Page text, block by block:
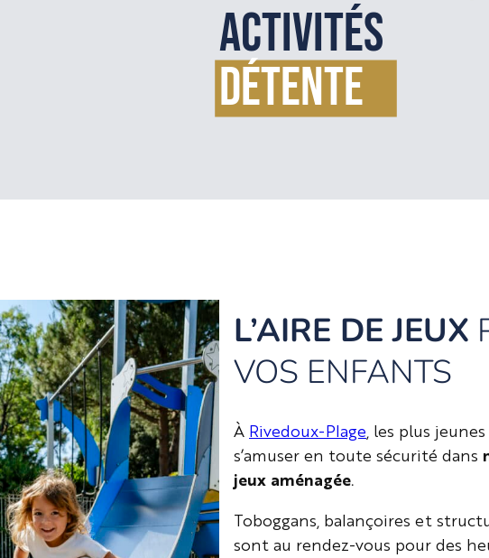
Activités
détente
L’AIRE DE JEUX
VOS ENFANTS
À Rivedoux-Plage, les plus
s’amuser en toute sécurité dans
jeux aménagée.
Toboggans, balançoires et
sont au rendez-vous pour des